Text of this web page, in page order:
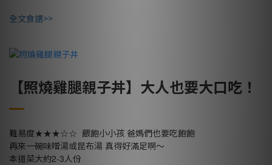
全文食譜>>
【照燒雞腿親子丼】大人也要大口吃！
難易度★★★☆☆ 餵飽小小孩 爸媽們也要吃飽飽
再來一碗味噌湯或昆布湯 真得好滿足啊～
本道菜大約2-3人份